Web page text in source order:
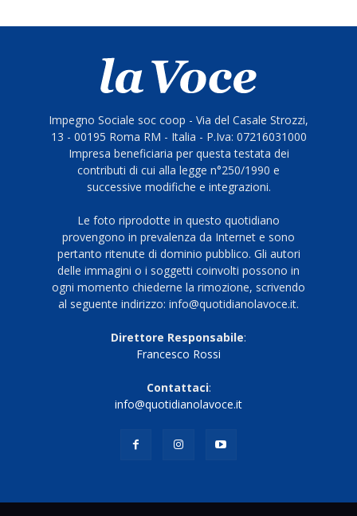
Impegno Sociale soc coop - Via del Casale Strozzi,
13 - 00195 Roma RM - Italia - P.Iva: 07216031000
Impresa beneficiaria per questa testata dei
contributi di cui alla legge n°250/1990 e
successive modifiche e integrazioni.
Le foto riprodotte in questo quotidiano
provengono in prevalenza da Internet e sono
pertanto ritenute di dominio pubblico. Gli autori
delle immagini o i soggetti coinvolti possono in
ogni momento chiederne la rimozione, scrivendo
al seguente indirizzo: info@quotidianolavoce.it.
Direttore Responsabile:
Francesco Rossi
Contattaci:
info@quotidianolavoce.it